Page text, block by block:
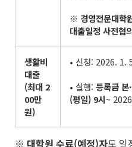
※ 경영전문대학
대출일정 사전협
생활비
대출
(최대 2
00만
원)
• 신청: 2026. 1.
• 실행: 등록금 본·
(평일) 9시~
※ 대학원 수료(예정)자도 일